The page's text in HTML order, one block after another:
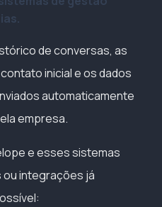
de conversas, as
inicial e os dados
automaticamente
empresa.
e esses sistemas
ou integrações já